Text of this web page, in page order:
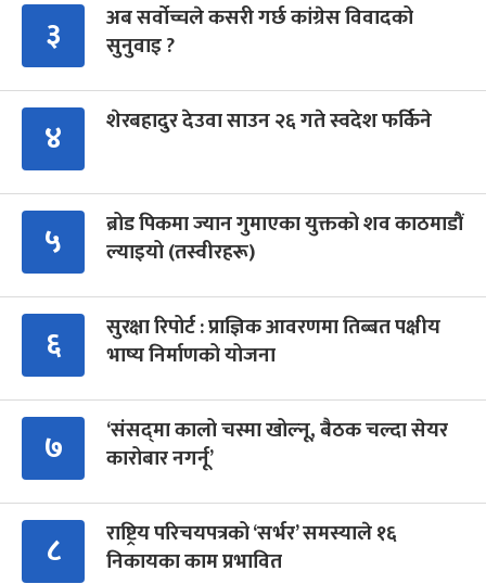
३
अब सर्वोच्चले कसरी गर्छ कांग्रेस विवादको
सुनुवाइ ?
४ शेरबहादुर देउवा साउन २६ गते स्वदेश फर्किने
५
ब्रोड पिकमा ज्यान गुमाएका युक्तको शव काठमाडौं
ल्याइयो (तस्वीरहरू)
६
सुरक्षा रिपोर्ट : प्राज्ञिक आवरणमा तिब्बत पक्षीय
भाष्य निर्माणको योजना
७
‘संसद्‍मा कालो चस्मा खोल्नू, बैठक चल्दा सेयर
कारोबार नगर्नू’
८
राष्ट्रिय परिचयपत्रको ‘सर्भर’ समस्याले १६
निकायका काम प्रभावित